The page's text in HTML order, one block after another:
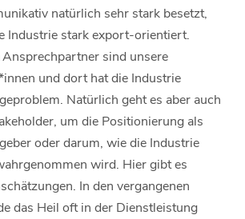
natürlich sehr stark besetzt,
Industrie stark export-orientiert.
sind unsere
und dort hat die Industrie
Natürlich geht es aber auch
um die Positionierung als
oder darum, wie die Industrie
wird. Hier gibt es
In den vergangenen
das Heil oft in der Dienstleistung